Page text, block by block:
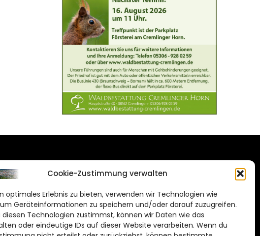
Cookie-Zustimmung verwalten
optimales Erlebnis zu bieten, verwenden wir Technologien wie
Geräteinformationen zu speichern und/oder darauf zuzugreifen.
diesen Technologien zustimmst, können wir Daten wie das
oder eindeutige IDs auf dieser Website verarbeiten. Wenn du
DAS STADTMAGAZIN
FÜR BRAUNSCHWEIG
Impressum
Datenschutzerklärung
Cookie Richtlinie